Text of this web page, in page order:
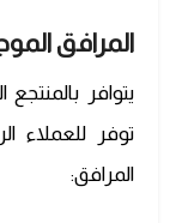
المرافق
يتوافر
توفر للعملاء
المرافق: